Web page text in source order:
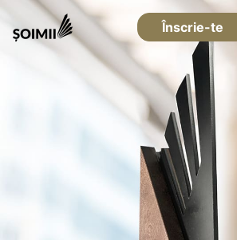
Înscrie-te